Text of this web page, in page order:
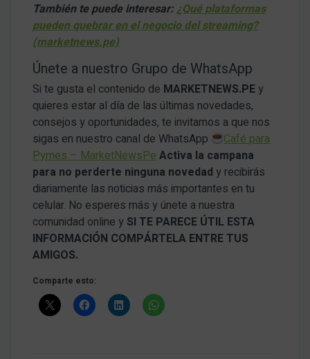
También te puede interesar:¿Qué plataformas
pueden quebrar en el negocio del streaming?
(marketnews.pe)
Únete a nuestro Grupo de WhatsApp
Si te gusta el contenido de MARKETNEWS.PE y
quieres estar al día de las últimas novedades,
consejos y oportunidades, te invitamos a que nos
sigas en nuestro canal de WhatsApp
Café para
Pymes – MarketNewsPeActiva la campana
para no perderte ninguna novedad y recibirás
diariamente las noticias más importantes en tu
celular. No esperes más y únete a nuestra
comunidad online y SI TE PARECE ÚTIL ESTA
INFORMACIÓN COMPÁRTELA ENTRE TUS
AMIGOS.
Comparte esto: